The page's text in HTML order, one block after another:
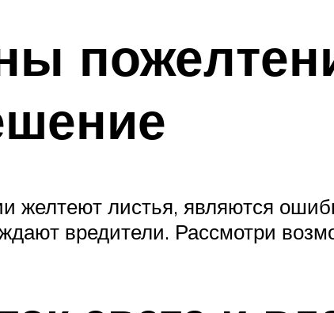
желтеют листья, являются
вредители. Рассмотри